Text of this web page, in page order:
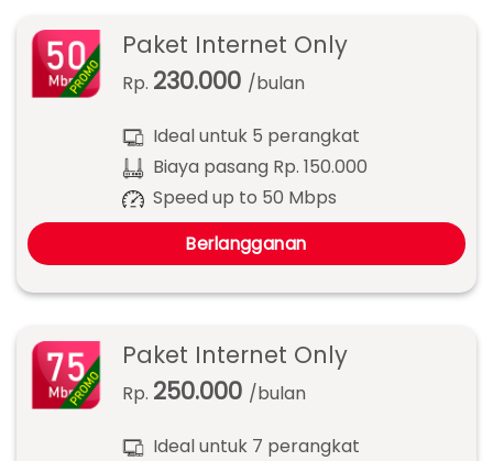
Paket Internet Only
Rp. 230.000 /bulan
Ideal untuk 5 perangkat
Biaya pasang Rp. 150.000
Speed up to 50 Mbps
Berlangganan
Paket Internet Only
Rp. 250.000 /bulan
Ideal untuk 7 perangkat